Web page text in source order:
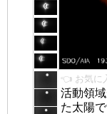
👈 お気に
活動領
た太陽で